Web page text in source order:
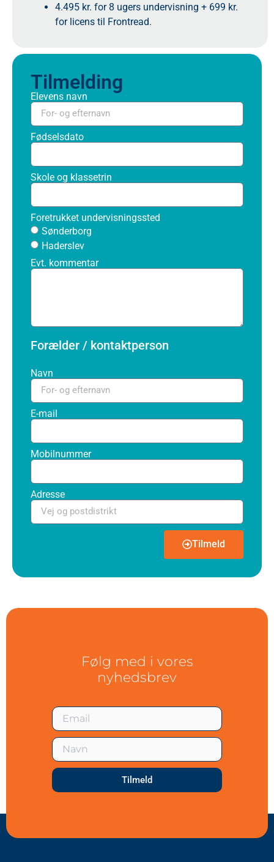
4.495 kr. for 8 ugers undervisning + 699 kr.
for licens til Frontread.
Tilmelding
Elevens navn
Fødselsdato
Skole og klassetrin
Foretrukket undervisningssted
Sønderborg
Haderslev
Evt. kommentar
Forælder / kontaktperson
Navn
E-mail
Mobilnummer
Adresse
Tilmeld
Følg med i vores
nyhedsbrev
Tilmeld